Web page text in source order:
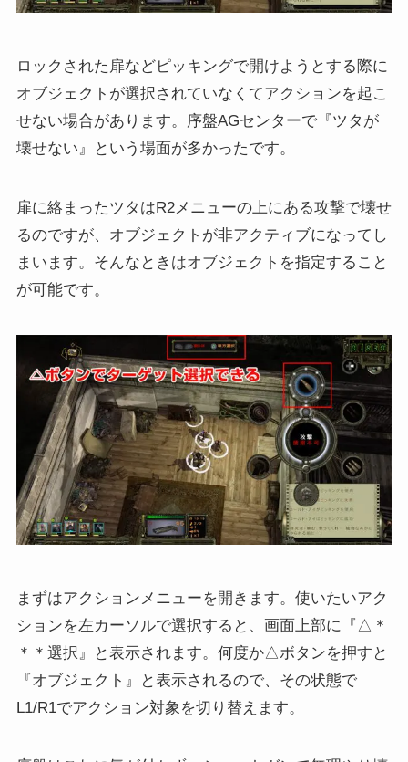
ロックされた扉などピッキングで開けようとする際に
オブジェクトが選択されていなくてアクションを起こ
せない場合があります。序盤AGセンターで『ツタが
壊せない』という場面が多かったです。
扉に絡まったツタはR2メニューの上にある攻撃で壊せ
るのですが、オブジェクトが非アクティブになってし
まいます。そんなときはオブジェクトを指定すること
が可能です。
まずはアクションメニューを開きます。使いたいアク
ションを左カーソルで選択すると、画面上部に『△＊
＊＊選択』と表示されます。何度か△ボタンを押すと
『オブジェクト』と表示されるので、その状態で
L1/R1でアクション対象を切り替えます。